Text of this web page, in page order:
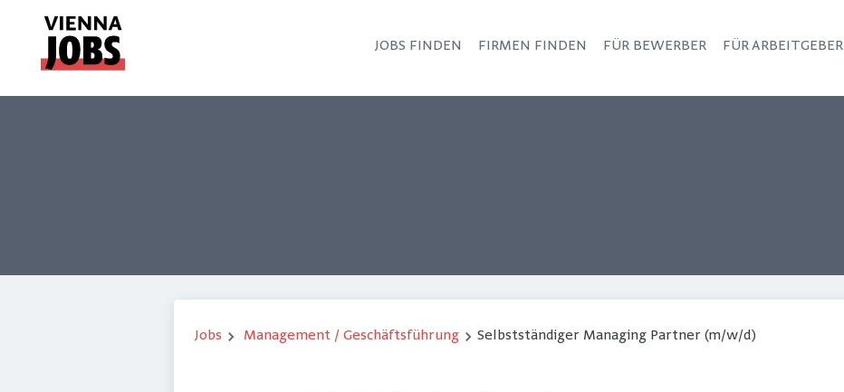
JOBS FINDEN FIRMEN FINDEN FÜR BEWERBER FÜR ARBEITGEBER
Jobs Management / Geschäftsführung Selbstständiger Managing Partner (m/w/d)